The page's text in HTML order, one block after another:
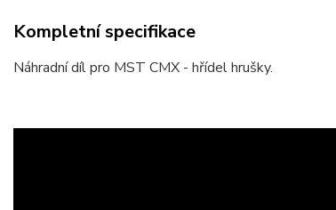
Kompletní specifikace
Náhradní díl pro MST CMX - hřídel hrušky.